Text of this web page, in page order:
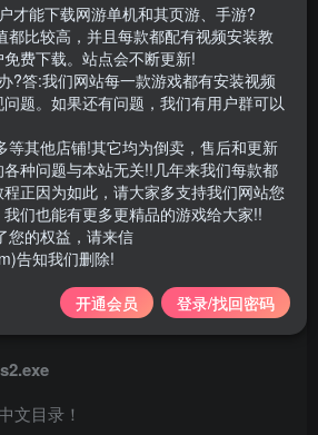
win11
汉语
文目录！
才能下载网游单机和其页游、手游?
都比较高，并且每款都配有视频安装教
费下载。站点会不断更新!
?答:我们网站每一款游戏都有安装视频
题。如果还有问题，我们有用户群可以
等其他店铺!其它均为倒卖，售后和更新
种问题与本站无关!!几年来我们每款都
正因为如此，请大家多支持我们网站您
们也能有更多更精品的游戏给大家!!
您的权益，请来信
告知我们删除!
开通会员 登录/找回密码